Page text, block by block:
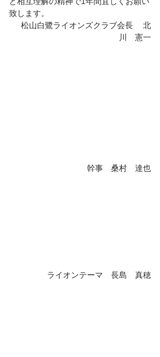
致します。
松山白鷺ライオンズクラブ会長　 北
川　憲一
幹事　桑村　達也
ライオンテーマ　長島　真穂